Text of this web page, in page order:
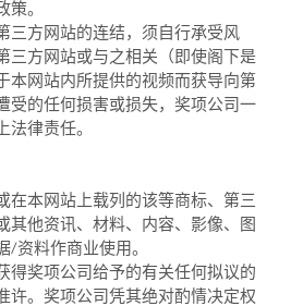
策。
三方网站的连结，须自行承受风
三方网站或与之相关（即使阁下是
本网站内所提供的视频而获导向第
受的任何损害或损失，奖项公司一
法律责任。
在本网站上载列的该等商标、第三
其他资讯、材料、内容、影像、图
/资料作商业使用。
得奖项公司给予的有关任何拟议的
许。奖项公司凭其绝对酌情决定权